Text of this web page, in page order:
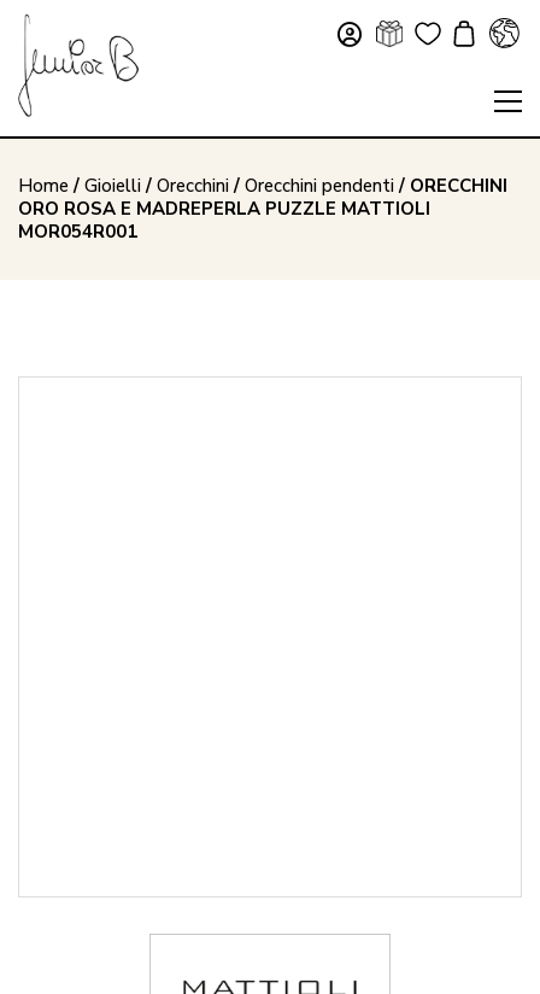
Home / Gioielli/ Orecchini/ Orecchini pendenti/ ORECCHINI
ORO ROSA E MADREPERLA PUZZLE MATTIOLI
MOR054R001